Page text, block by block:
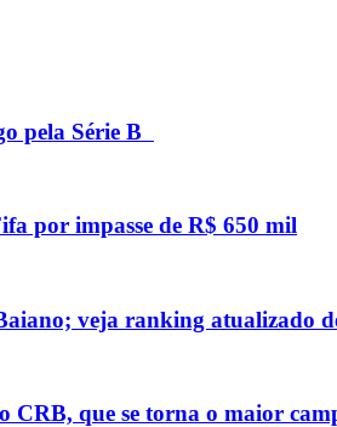
pela Série B
por impasse de R$ 650 mil
veja ranking atualizado
CRB, que se torna o maior